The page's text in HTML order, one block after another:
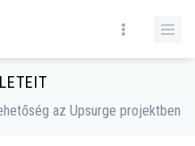
az Upsurge projektben